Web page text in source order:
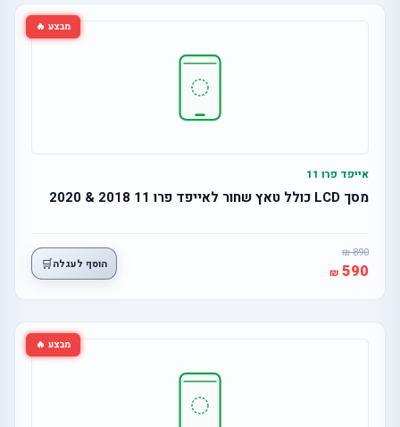
מבצע 🔥
אייפד פרו 11
מסך LCD כולל טאץ שחור לאייפד פרו 11 2018 & 2020
890
590 הוסף לעגלה🛒
מבצע 🔥